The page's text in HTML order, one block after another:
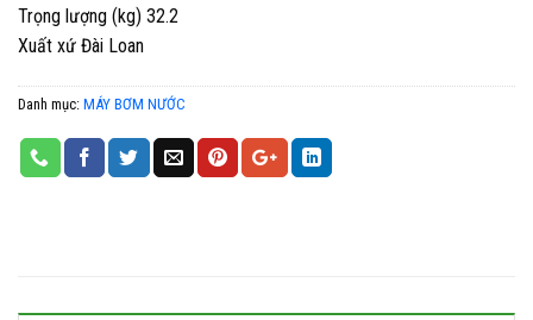
Trọng lượng (kg) 32.2
Xuất xứ Đài Loan
Danh mục: MÁY BƠM NƯỚC